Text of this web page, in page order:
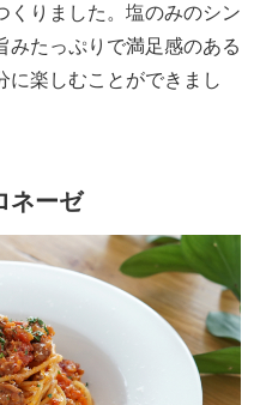
くりました。塩のみのシン
みたっぷりで満足感のある
に楽しむことができまし
ネーゼ